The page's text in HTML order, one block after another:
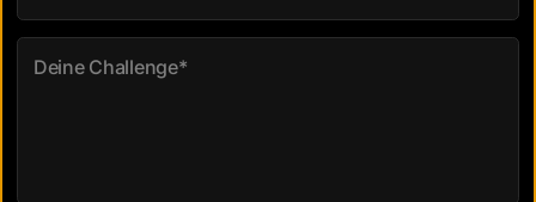
Deine Challenge*